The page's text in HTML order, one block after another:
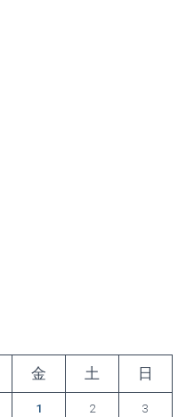
金 土 日
1 2 3